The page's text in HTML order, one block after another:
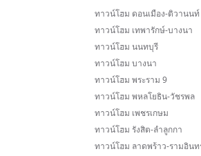
ทาวน์โฮม ดอนเมือง-ติวานนท์
ทาวน์โฮม เทพารักษ์-บางนา
ทาวน์โฮม นนทบุรี
ทาวน์โฮม บางนา
ทาวน์โฮม พระราม 9
ทาวน์โฮม พหลโยธิน-วัชรพล
ทาวน์โฮม เพชรเกษม
ทาวน์โฮม รังสิต-ลำลูกกา
ทาวน์โฮม ลาดพร้าว-รามอินท